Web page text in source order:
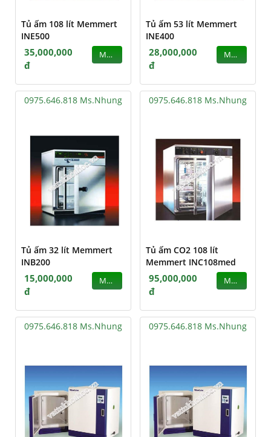
Tủ ấm 108 lít Memmert
INE500
35,000,000
đ
MUA
Tủ ấm 53 lít Memmert
INE400
28,000,000
đ
MUA
0975.646.818 Ms.Nhung
Tủ ấm 32 lít Memmert
INB200
15,000,000
đ
MUA
0975.646.818 Ms.Nhung
Tủ ấm CO2 108 lít
Memmert INC108med
95,000,000
đ
MUA
0975.646.818 Ms.Nhung 0975.646.818 Ms.Nhung